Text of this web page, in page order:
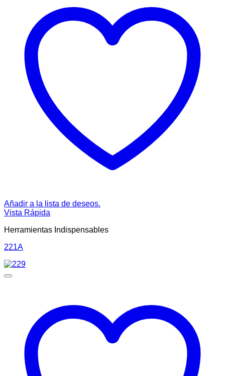
Añadir a la lista de deseos.
Vista Rápida
Herramientas Indispensables
221A